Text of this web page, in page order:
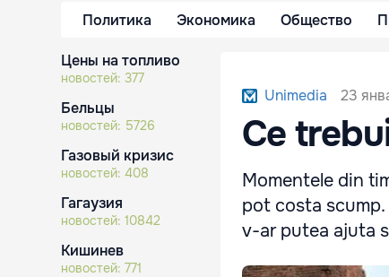
Политика Экономика Общество
Цены на топливо
новостей: 377
Бельцы
новостей: 5726
Газовый кризис
новостей: 408
Гагаузия
новостей: 10842
Кишинев
новостей: 771
Unimedia 23
Ce
Momentele din
pot costa
v-ar putea ajuta